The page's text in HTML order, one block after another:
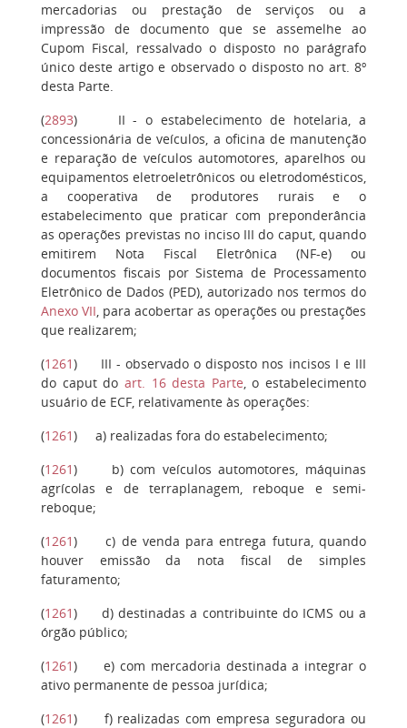
mercadorias ou prestação de serviços ou a
impressão de documento que se assemelhe ao
Cupom Fiscal, ressalvado o disposto no parágrafo
único deste artigo e observado o disposto no art. 8º
desta Parte.
(2893) II - o estabelecimento de hotelaria, a
concessionária de veículos, a oficina de manutenção
e reparação de veículos automotores, aparelhos ou
equipamentos eletroeletrônicos ou eletrodomésticos,
a cooperativa de produtores rurais e o
estabelecimento que praticar com preponderância
as operações previstas no inciso III do caput, quando
emitirem Nota Fiscal Eletrônica (NF-e) ou
documentos fiscais por Sistema de Processamento
Eletrônico de Dados (PED), autorizado nos termos do
Anexo VII, para acobertar as operações ou prestações
que realizarem;
(1261) III - observado o disposto nos incisos I e III
do caput do art. 16 desta Parte, o estabelecimento
usuário de ECF, relativamente às operações:
(1261) a) realizadas fora do estabelecimento;
(1261) b)com veículos automotores, máquinas
agrícolas e de terraplanagem, reboque e semi-
reboque;
(1261)c) de venda para entrega futura, quando
houver emissão da nota fiscal de simples
faturamento;
(1261) d)destinadas a contribuinte do ICMS ou a
órgão público;
(1261)e) com mercadoria destinada a integrar o
ativo permanente de pessoa jurídica;
(1261) f)realizadas com empresa seguradora ou